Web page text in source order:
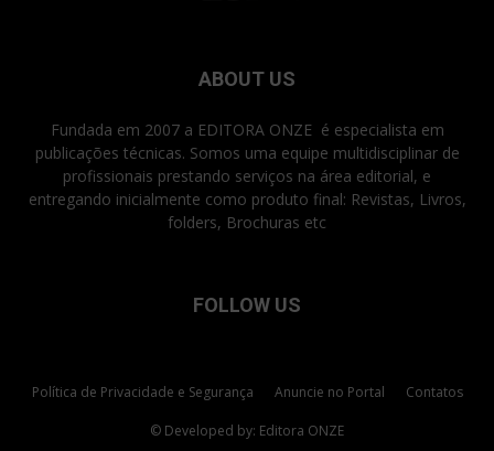
ABOUT US
Fundada em 2007 a EDITORA ONZE é especialista em
publicações técnicas. Somos uma equipe multidisciplinar de
profissionais prestando serviços na área editorial, e
entregando inicialmente como produto final: Revistas, Livros,
folders, Brochuras etc
FOLLOW US
Política de Privacidade e Segurança Anuncie no Portal Contatos
© Developed by: Editora ONZE